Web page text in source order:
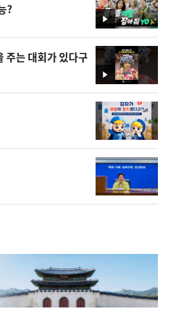
영
상
?
영
상
주는 대회가 있다구